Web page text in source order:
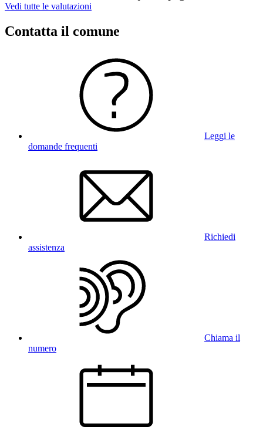
Vedi tutte le valutazioni
Contatta il comune
Leggi le
domande frequenti
Richiedi
assistenza
Chiama il
numero